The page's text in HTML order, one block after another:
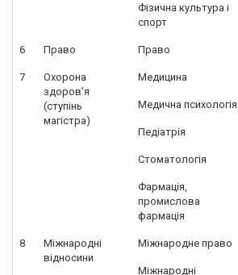
Фізична культура і
спорт
6 Право Право
7
Охорона
здоров’я
(ступінь
магістра)
Медицина
Медична психологія
Педіатрія
Стоматологія
Фармація,
промислова
фармація
8
Міжнародні
відносини
Міжнародне право
Міжнародні